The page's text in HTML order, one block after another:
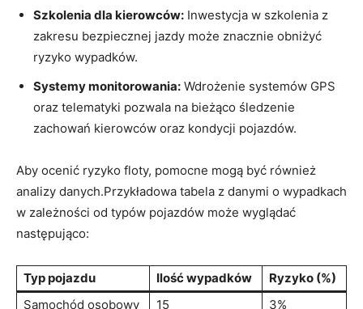
Szkolenia dla kierowców: Inwestycja w szkolenia z
zakresu bezpiecznej jazdy może znacznie obniżyć
ryzyko wypadków.
Systemy monitorowania: Wdrożenie systemów GPS
oraz telematyki pozwala na bieżąco śledzenie
zachowań kierowców oraz kondycji pojazdów.
Aby ocenić ryzyko floty, pomocne mogą być również
analizy danych.Przykładowa tabela z danymi o wypadkach
w zależności od typów pojazdów może wyglądać
następująco:
Typ pojazdu Ilość wypadków
Ryzyko (%)
Samochód osobowy
15 3%